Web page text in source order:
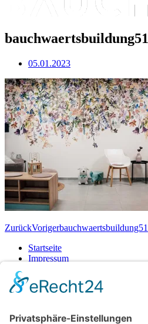
bauchwaertsbuildung51
05.01.2023
ZurückVorigerbauchwaertsbuildung51
Startseite
Impressum
Barrierefreiheitserklärung
Vertrag widerrufen
Gutschein